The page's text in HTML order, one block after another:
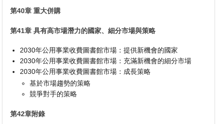
第40章 重大併購
第41章 具有高市場潛力的國家、細分市場與策略
2030年公用事業收費圖書館市場：提供新機會的國家
2030年公用事業收費圖書館市場：充滿新機會的細分市場
2030年公用事業收費圖書館市場：成長策略
基於市場趨勢的策略
競爭對手的策略
第42章附錄